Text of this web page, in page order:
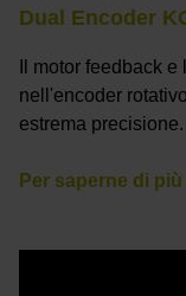
Dual Encoder
Il motor feedback
nell'encoder
estrema precisione.
Per saperne di più